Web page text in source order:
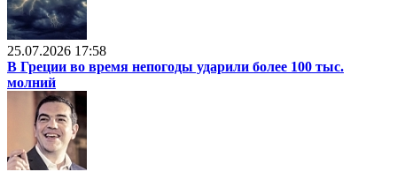
25.07.2026 17:58
В Греции во время непогоды ударили более 100 тыс.
молний